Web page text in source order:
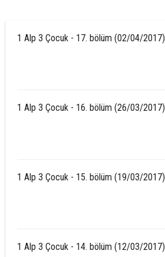
1 Alp 3 Çocuk - 17. bölüm (02/04/2017)
1 Alp 3 Çocuk - 16. bölüm (26/03/2017)
1 Alp 3 Çocuk - 15. bölüm (19/03/2017)
1 Alp 3 Çocuk - 14. bölüm (12/03/2017)